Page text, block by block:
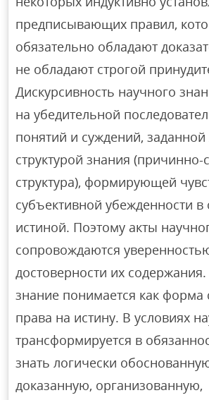
предписывающих правил,
обязательно обладают
не обладают строгой
Дискурсивность научного
на убедительной
понятий и суждений, заданной
структурой знания (причинно-
структура), формирующей
субъективной убежденности в
истиной. Поэтому акты
сопровождаются
достоверности их
знание понимается как форма
права на истину. В условиях
трансформируется в
знать логически
доказанную, организованную,